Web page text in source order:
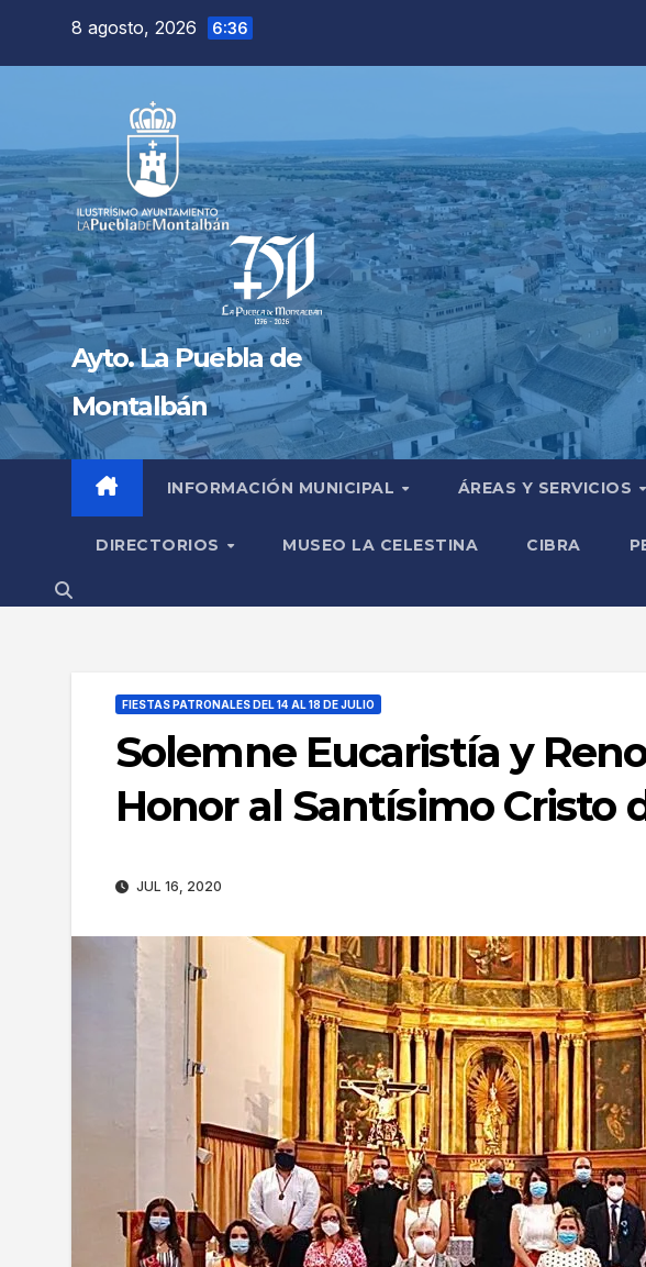
8 agosto, 2026 6:36
Ayto. La Puebla de
Montalbán
INFORMACIÓN MUNICIPAL ÁREAS Y SERVICIOS
DIRECTORIOS MUSEO LA CELESTINA CIBRA
FIESTAS PATRONALES DEL 14 AL 18 DE JULIO
Solemne Eucaristía y
Honor al Santísimo Cristo
JUL 16, 2020